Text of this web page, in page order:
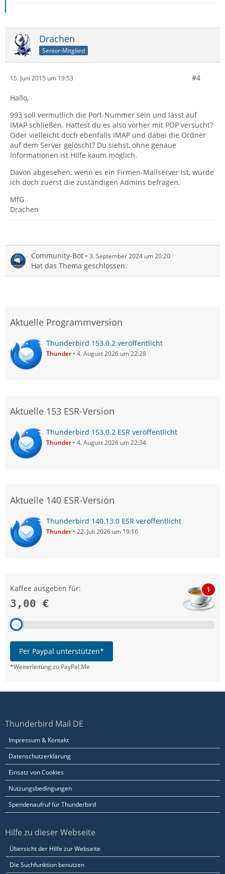
Drachen
Senior-Mitglied
15. Juni 2015 um 19:53 #4
Hallo,
993 soll vermutlich die Port-Nummer sein und lässt auf
IMAP schließen. Hattest du es also vorher mit POP versucht?
Oder vielleicht doch ebenfalls IMAP und dabei die Ordner
auf dem Server gelöscht? Du siehst, ohne genaue
Informationen ist Hilfe kaum möglich.
Davon abgesehen: wenn es ein Firmen-Mailserver ist, würde
ich doch zuerst die zuständigen Admins befragen.
MfG
Drachen
Community-Bot 3. September 2024 um 20:20
Hat das Thema geschlossen.
Aktuelle Programmversion
Thunderbird 153.0.2 veröffentlicht
Thunder 4. August 2026 um 22:28
Aktuelle 153 ESR-Version
Thunderbird 153.0.2 ESR veröffentlicht
Thunder 4. August 2026 um 22:34
Aktuelle 140 ESR-Version
Thunderbird 140.13.0 ESR veröffentlicht
Thunder 22. Juli 2026 um 19:16
Kaffee ausgeben für:
3,00 €
1
Per Paypal unterstützen*
*Weiterleitung zu PayPal.Me
Thunderbird Mail DE
Impressum & Kontakt
Datenschutzerklärung
Einsatz von Cookies
Nutzungsbedingungen
Spendenaufruf für Thunderbird
Hilfe zu dieser Webseite
Übersicht der Hilfe zur Webseite
Die Suchfunktion benutzen